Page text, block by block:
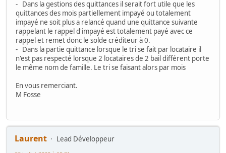
- Dans la gestions des quittances il serait fort utile que les
quittances des mois partiellement impayé ou totalement
impayé ne soit plus a relancé quand une quittance suivante
rappelant le rappel d'impayé est totalement payé avec ce
rappel et remet donc le solde créditeur à 0.
- Dans la partie quittance lorsque le tri se fait par locataire il
n'est pas respecté lorsque 2 locataires de 2 bail différent porte
le même nom de famille. Le tri se faisant alors par mois
En vous remerciant.
M Fosse
Laurent
Lead Développeur